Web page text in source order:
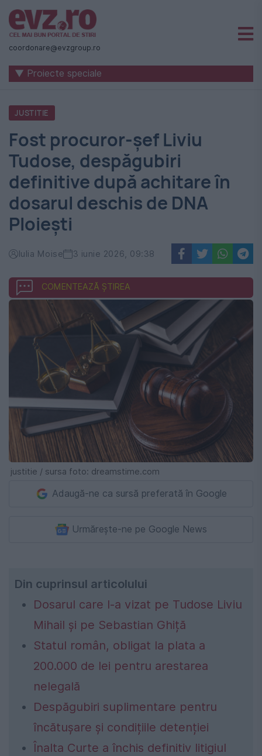
Știri
naționale
internaționale
România
-
Evenimentul
Zilei
coordonare@evzgroup.ro
▼ Proiecte speciale
JUSTITIE
Fost procuror-șef Liviu
Tudose, despăgubiri
definitive după achitare în
dosarul deschis de DNA
Ploiești
Iulia Moise 3 iunie 2026, 09:38
COMENTEAZĂ ȘTIREA
justitie / sursa foto: dreamstime.com
Adaugă-ne ca sursă preferată în Google
Urmărește-ne pe Google News
Din cuprinsul articolului
Dosarul care l-a vizat pe Tudose Liviu
Mihail și pe Sebastian Ghiță
Statul român, obligat la plata a
200.000 de lei pentru arestarea
nelegală
Despăgubiri suplimentare pentru
încătușare și condițiile detenției
Înalta Curte a închis definitiv litigiul